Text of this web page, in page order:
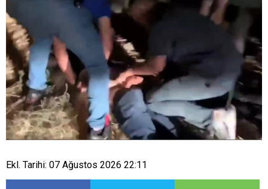
Ekl. Tarihi: 07 Ağustos 2026 22:11